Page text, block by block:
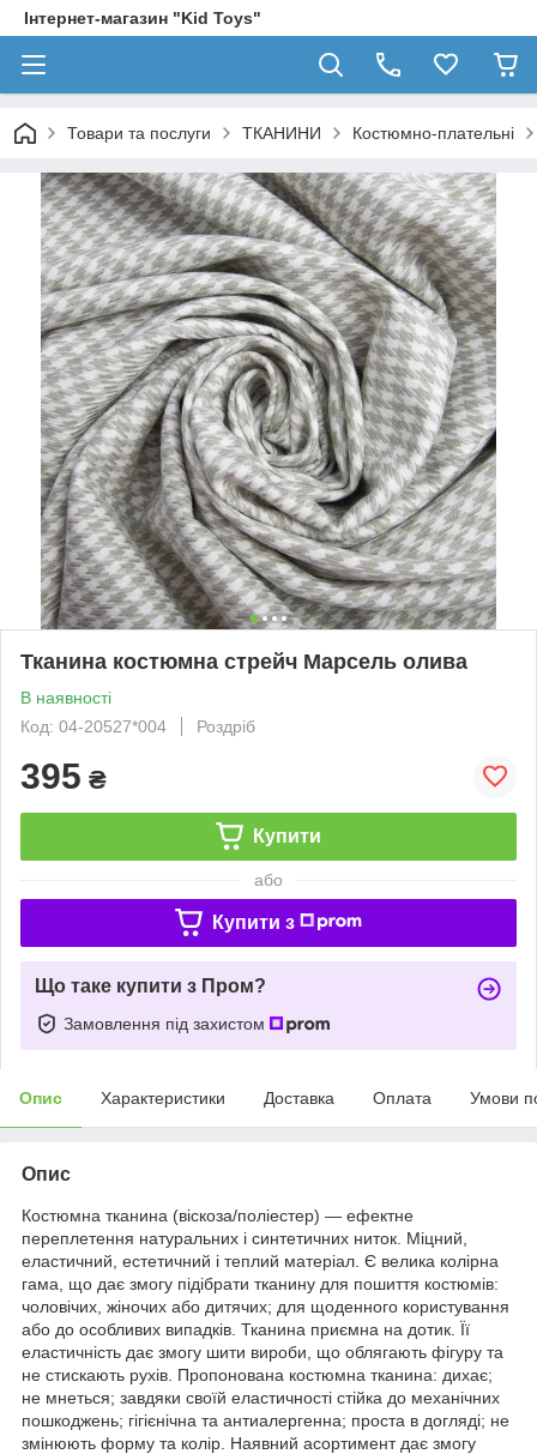
Інтернет-магазин "Kid Toys"
Товари та послуги ТКАНИНИ Костюмно-плательні
Тканина костюмна стрейч Марсель олива
В наявності
Код: 04-20527*004
Роздріб
395 ₴
Купити
або
Купити з
Що таке купити з Пром?
Замовлення під захистом
Опис Характеристики Доставка Оплата Умови
Опис
Костюмна тканина (віскоза/поліестер) — ефектне
переплетення натуральних і синтетичних ниток. Міцний,
еластичний, естетичний і теплий матеріал. Є велика колірна
гама, що дає змогу підібрати тканину для пошиття костюмів:
чоловічих, жіночих або дитячих; для щоденного користування
або до особливих випадків. Тканина приємна на дотик. Її
еластичність дає змогу шити вироби, що облягають фігуру та
не стискають рухів. Пропонована костюмна тканина: дихає;
не мнеться; завдяки своїй еластичності стійка до механічних
пошкоджень; гігієнічна та антиалергенна; проста в догляді; не
змінюють форму та колір. Наявний асортимент дає змогу